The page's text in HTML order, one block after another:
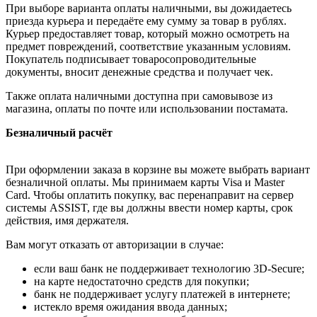
При выборе варианта оплаты наличными, вы дожидаетесь
приезда курьера и передаёте ему сумму за товар в рублях.
Курьер предоставляет товар, который можно осмотреть на
предмет повреждений, соответствие указанным условиям.
Покупатель подписывает товаросопроводительные
документы, вносит денежные средства и получает чек.
Также оплата наличными доступна при самовывозе из
магазина, оплаты по почте или использовании постамата.
Безналичный расчёт
При оформлении заказа в корзине вы можете выбрать вариант
безналичной оплаты. Мы принимаем карты Visa и Master
Card. Чтобы оплатить покупку, вас перенаправит на сервер
системы ASSIST, где вы должны ввести номер карты, срок
действия, имя держателя.
Вам могут отказать от авторизации в случае:
если ваш банк не поддерживает технологию 3D-Secure;
на карте недостаточно средств для покупки;
банк не поддерживает услугу платежей в интернете;
истекло время ожидания ввода данных;